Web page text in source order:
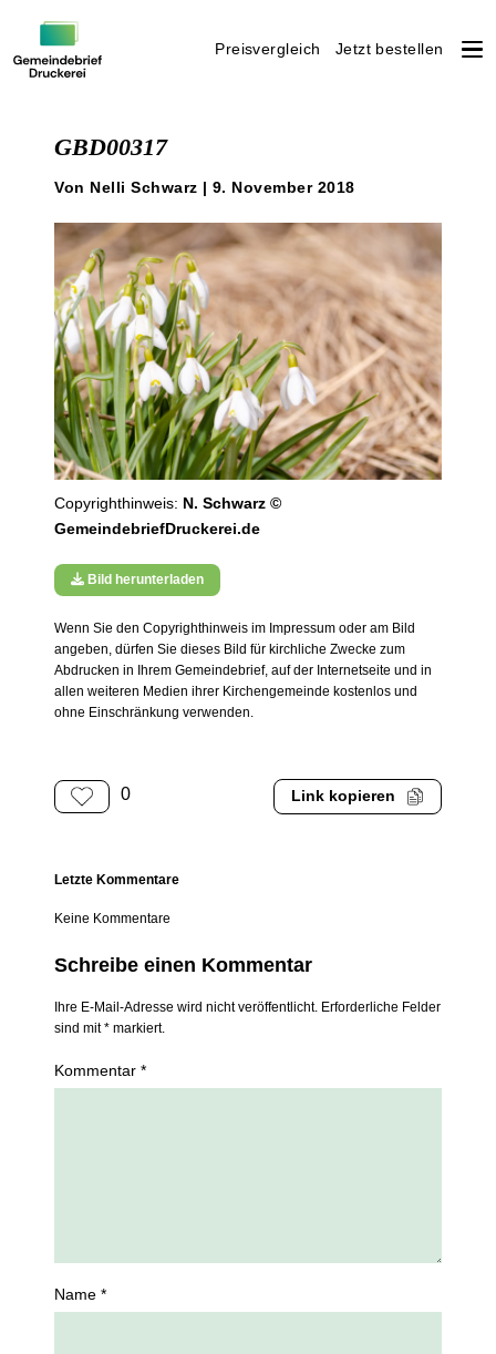
Preisvergleich Jetzt bestellen
GBD00317
Von Nelli Schwarz | 9. November 2018
Copyrighthinweis: N. Schwarz ©
GemeindebriefDruckerei.de
Bild herunterladen
Wenn Sie den Copyrighthinweis im Impressum oder am Bild
angeben, dürfen Sie dieses Bild für kirchliche Zwecke zum
Abdrucken in Ihrem Gemeindebrief, auf der Internetseite und in
allen weiteren Medien ihrer Kirchengemeinde kostenlos und
ohne Einschränkung verwenden.
0 Link kopieren
Letzte Kommentare
Keine Kommentare
Schreibe einen Kommentar
Ihre E-Mail-Adresse wird nicht veröffentlicht. Erforderliche Felder
sind mit * markiert.
Kommentar *
Name *